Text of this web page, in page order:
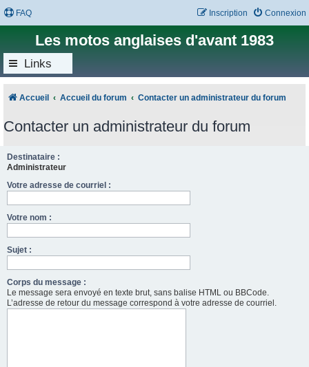
FAQ Connexion
Inscription
Les motos anglaises d'avant 1983
Links
Accueil Accueil du forum Contacter un administrateur du forum
Contacter un administrateur du forum
Destinataire :
Administrateur
Votre adresse de courriel :
Votre nom :
Sujet :
Corps du message :
Le message sera envoyé en texte brut, sans balise HTML ou BBCode.
L’adresse de retour du message correspond à votre adresse de courriel.